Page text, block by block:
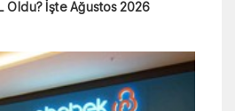
Oldu? İşte Ağustos 2026